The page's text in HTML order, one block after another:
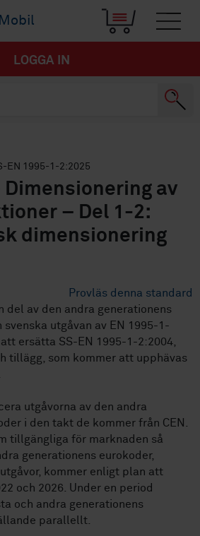
LOGGA IN
EN 1995-1-2:2025
Dimensionering av
– Del 1-2:
dimensionering
Provläs denna standard
del av den andra generationens
utgåvan av EN 1995-1-
ersätta SS-EN 1995-1-2:2004,
tillägg, som kommer att upphävas
utgåvorna av den andra
i den takt de kommer från CEN.
tillgängliga för marknaden så
generationens eurokoder,
kommer enligt plan att
och 2026. Under en period
och andra generationens
parallellt.